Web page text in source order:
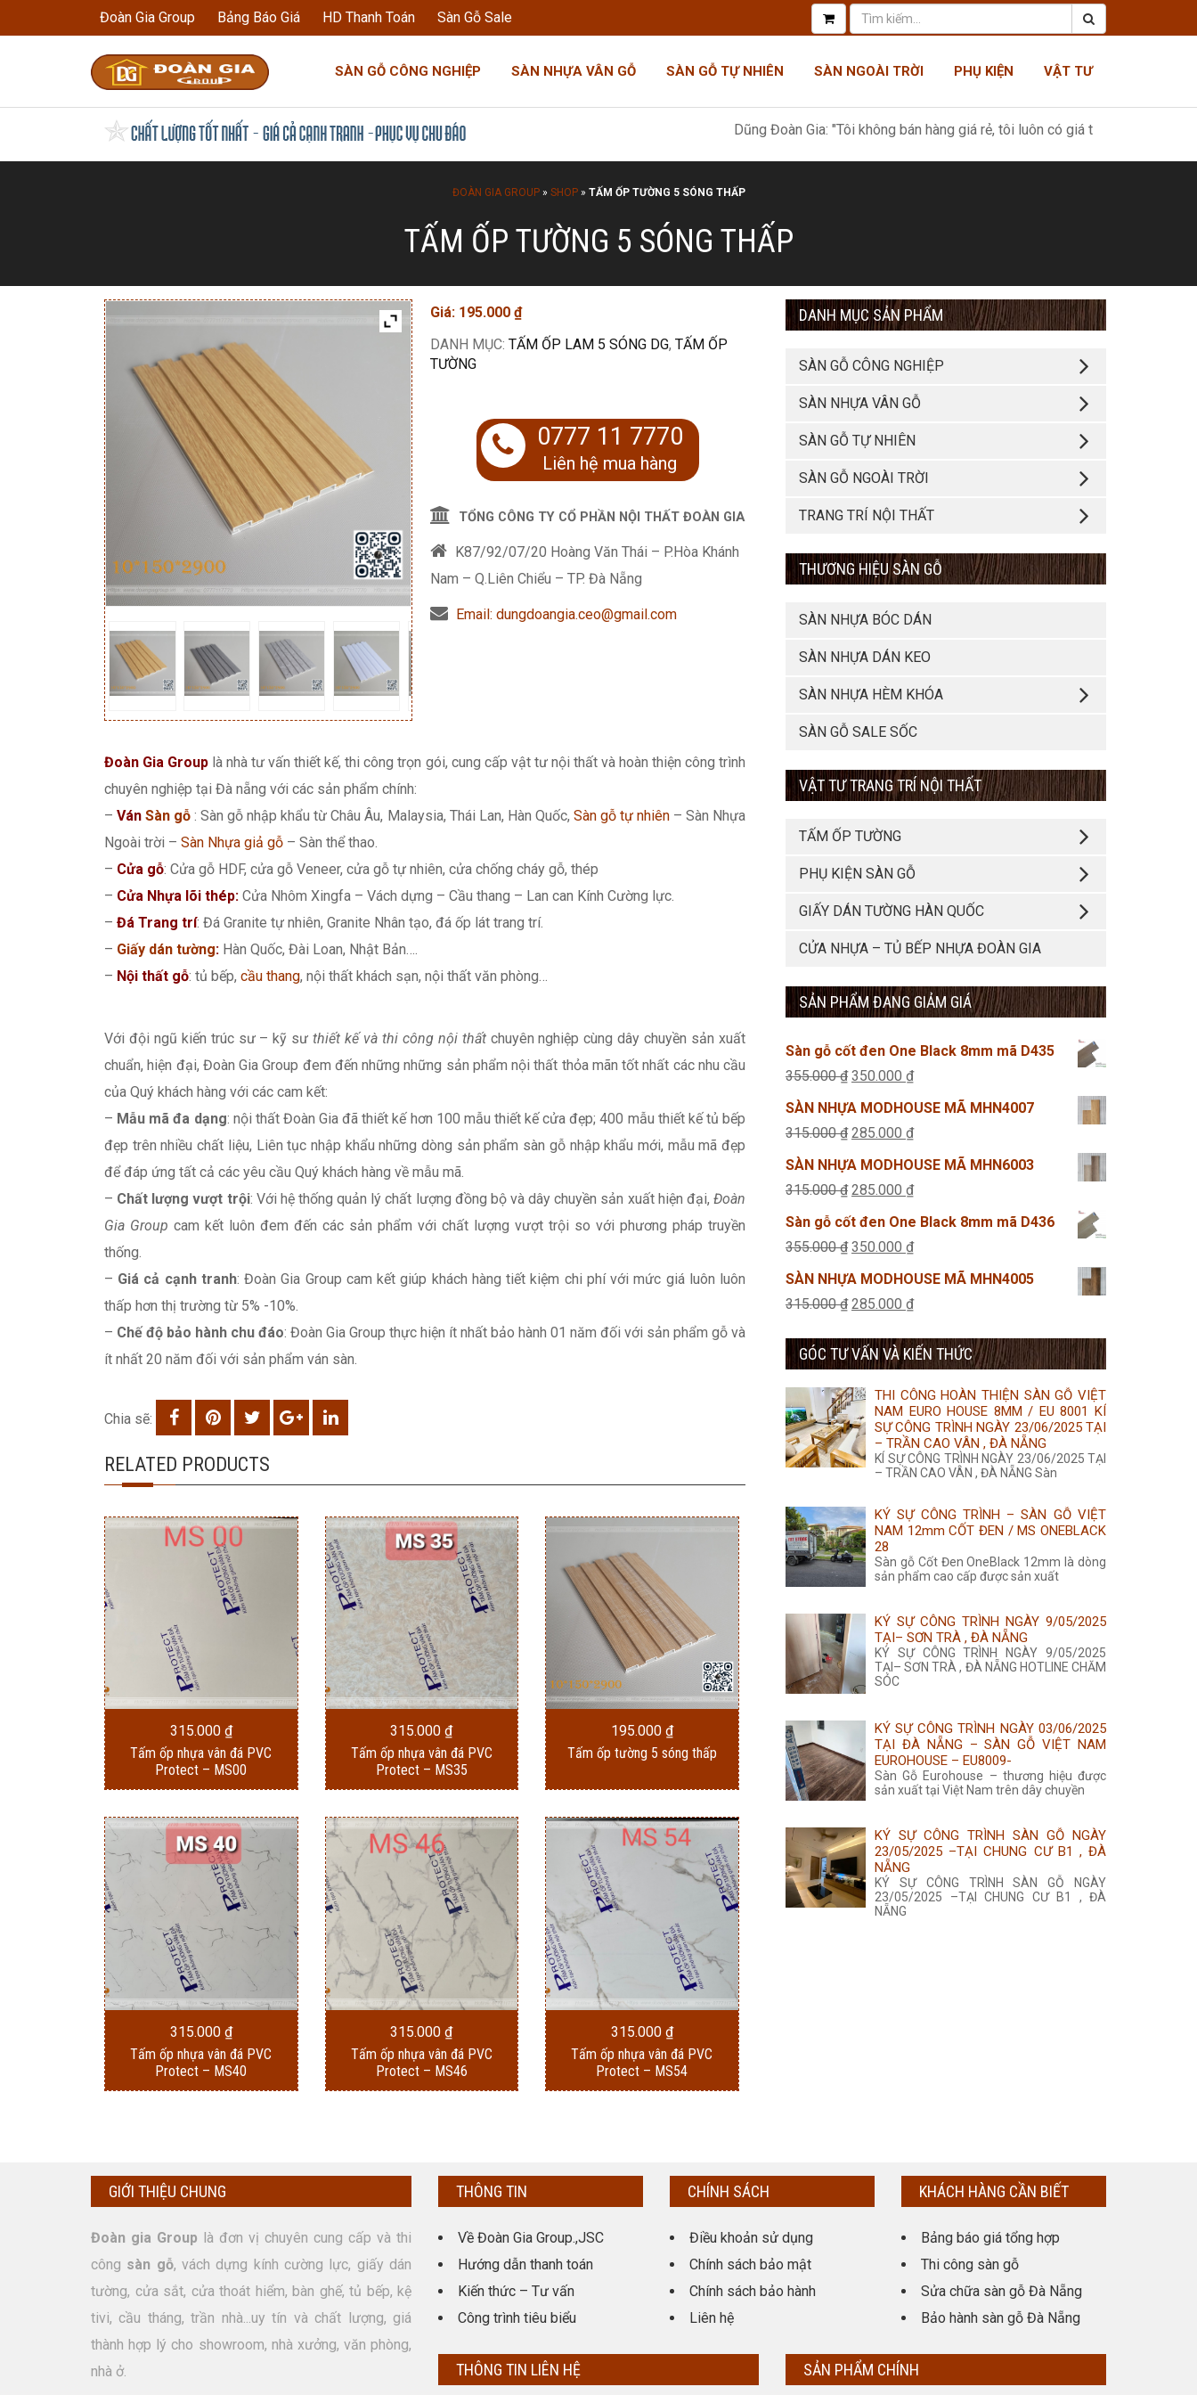
Đoàn Gia Group Bảng Báo Giá HD Thanh Toán Sàn Gỗ Sale
SÀN GỖ CÔNG NGHIỆP SÀN NHỰA VÂN GỖ SÀN GỖ TỰ NHIÊN SÀN NGOÀI TRỜI PHỤ KIỆN VẬT TƯ
Dũng Đoàn Gia: "Tôi không bán hàng giá rẻ, tôi luôn có giá tốt nhất, như một món
ĐOÀN GIA GROUP» SHOP» TẤM ỐP TƯỜNG 5 SÓNG THẤP
TẤM ỐP TƯỜNG 5 SÓNG THẤP
Giá: 195.000 ₫
DANH MỤC: TẤM ỐP LAM 5 SÓNG DG, TẤM ỐP
TƯỜNG
0777 11 7770
Liên hệ mua hàng
TỔNG CÔNG TY CỔ PHẦN NỘI THẤT ĐOÀN GIA
K87/92/07/20 Hoàng Văn Thái – P.Hòa Khánh
Nam – Q.Liên Chiểu – TP. Đà Nẵng
Email: dungdoangia.ceo@gmail.com
Đoàn Gia Group là nhà tư vấn thiết kế, thi công trọn gói, cung cấp vật tư nội thất và hoàn thiện công trình
chuyên nghiệp tại Đà nẵng với các sản phẩm chính:
–VánSàn gỗ : Sàn gỗ nhập khẩu từ Châu Âu, Malaysia, Thái Lan, Hàn Quốc, Sàn gỗ tự nhiên– Sàn Nhựa
Ngoài trời – Sàn Nhựa giả gỗ – Sàn thể thao.
– Cửa gỗ: Cửa gỗ HDF, cửa gỗ Veneer, cửa gỗ tự nhiên, cửa chống cháy gỗ, thép
– Cửa Nhựa lõi thép: Cửa Nhôm Xingfa – Vách dựng – Cầu thang – Lan can Kính Cường lực.
– Đá Trang trí: Đá Granite tự nhiên, Granite Nhân tạo, đá ốp lát trang trí.
– Giấy dán tường: Hàn Quốc, Đài Loan, Nhật Bản….
– Nội thất gỗ: tủ bếp, cầu thang, nội thất khách sạn, nội thất văn phòng…
Với đội ngũ kiến trúc sư – kỹ sưthiết kế và thi công nội thấtchuyên nghiệp cùng dây chuyền sản xuất
chuẩn, hiện đại, Đoàn Gia Group đem đến những những sản phẩm nội thất thỏa mãn tốt nhất các nhu cầu
của Quý khách hàng với các cam kết:
– Mẫu mã đa dạng: nội thất Đoàn Gia đã thiết kế hơn 100 mẫu thiết kế cửa đẹp; 400 mẫu thiết kế tủ bếp
đẹp trên nhiều chất liệu, Liên tục nhập khẩu những dòng sản phẩm sàn gỗ nhập khẩu mới, mẫu mã đẹp
để đáp ứng tất cả các yêu cầu Quý khách hàng về mẫu mã.
– Chất lượng vượt trội: Với hệ thống quản lý chất lượng đồng bộ và dây chuyền sản xuất hiện đại,Đoàn
Gia Group cam kết luôn đem đến các sản phẩm với chất lượng vượt trội so với phương pháp truyền
thống.
– Giá cả cạnh tranh: Đoàn Gia Group cam kết giúp khách hàng tiết kiệm chi phí với mức giá luôn luôn
thấp hơn thị trường từ 5% -10%.
– Chế độ bảo hành chu đáo: Đoàn Gia Group thực hiện ít nhất bảo hành 01 năm đối với sản phẩm gỗ và
ít nhất 20 năm đối với sản phẩm ván sàn.
Chia sẽ:
RELATED PRODUCTS
315.000 ₫
Tấm ốp nhựa vân đá PVC
Protect – MS00
315.000₫
Tấm ốp nhựa vân đá PVC
Protect – MS35
195.000 ₫
Tấm ốp tường 5 sóng thấp
315.000 ₫
Tấm ốp nhựa vân đá PVC
Protect – MS40
315.000₫
Tấm ốp nhựa vân đá PVC
Protect – MS46
315.000 ₫
Tấm ốp nhựa vân đá PVC
Protect – MS54
DANH MỤC SẢN PHẨM
SÀN GỖ CÔNG NGHIỆP
SÀN NHỰA VÂN GỖ
SÀN GỖ TỰ NHIÊN
SÀN GỖ NGOÀI TRỜI
TRANG TRÍ NỘI THẤT
THƯƠNG HIỆU SÀN GỖ
SÀN NHỰA BÓC DÁN
SÀN NHỰA DÁN KEO
SÀN NHỰA HÈM KHÓA
SÀN GỖ SALE SỐC
VẬT TƯ TRANG TRÍ NỘI THẤT
TẤM ỐP TƯỜNG
PHỤ KIỆN SÀN GỖ
GIẤY DÁN TƯỜNG HÀN QUỐC
CỬA NHỰA – TỦ BẾP NHỰA ĐOÀN GIA
SẢN PHẨM ĐANG GIẢM GIÁ
Sàn gỗ cốt đen One Black 8mm mã D435
355.000₫ Giá
gốc
là:
350.000 ₫Giá
hiện
tại
350.000 ₫.
SÀN NHỰA MODHOUSE MÃ MHN4007
315.000₫ Giá
gốc
là:
285.000 ₫Giá
hiện
tại
285.000 ₫.
SÀN NHỰA MODHOUSE MÃ MHN6003
315.000₫ Giá
gốc
là:
285.000 ₫Giá
hiện
tại
285.000 ₫.
Sàn gỗ cốt đen One Black 8mm mã D436
355.000₫ Giá
gốc
là:
350.000 ₫Giá
hiện
tại
350.000 ₫.
SÀN NHỰA MODHOUSE MÃ MHN4005
315.000₫ Giá
là:
285.000 ₫Giá
tại
285.000 ₫.
GÓC TƯ VẤN VÀ KIẾN THỨC
THI CÔNG HOÀN THIỆN SÀN GỖ VIỆT
NAM EURO HOUSE 8MM / EU 8001 KÍ
SỰ CÔNG TRÌNH NGÀY 23/06/2025 TẠI
– TRẦN CAO VÂN , ĐÀ NẴNG
KÍ SỰ CÔNG TRÌNH NGÀY 23/06/2025 TẠI
– TRẦN CAO VÂN , ĐÀ NẴNG Sàn
KÝ SỰ CÔNG TRÌNH – SÀN GỖ VIỆT
NAM 12mm CỐT ĐEN / MS ONEBLACK
28
Sàn gỗ Cốt Đen OneBlack 12mm là dòng
sản phẩm cao cấp được sản xuất
KÝ SỰ CÔNG TRÌNH NGÀY 9/05/2025
TẠI– SƠN TRÀ , ĐÀ NẴNG
KÝ SỰ CÔNG TRÌNH NGÀY 9/05/2025
TẠI– SƠN TRÀ , ĐÀ NẴNG HOTLINE CHĂM
SÓC
KÝ SỰ CÔNG TRÌNH NGÀY 03/06/2025
TẠI ĐÀ NẴNG – SÀN GỖ VIỆT NAM
EUROHOUSE – EU8009-
Sàn Gỗ Eurohouse – thương hiệu được
sản xuất tại Việt Nam trên dây chuyền
KÝ SỰ CÔNG TRÌNH SÀN GỖ NGÀY
23/05/2025 –TẠI CHUNG CƯ B1 , ĐÀ
NẴNG
KÝ SỰ CÔNG TRÌNH SÀN GỖ NGÀY
23/05/2025 –TẠI CHUNG CƯ B1 , ĐÀ
NẴNG
GIỚI THIỆU CHUNG
Đoàn gia Group là đơn vị chuyên cung cấp và thi
công sàn gỗ, vách dựng kính cường lực, giấy dán
tường, cửa sắt, cửa thoát hiểm, bàn ghế, tủ bếp, kệ
tivi, cầu tháng, trần nhà...uy tín và chất lượng, giá
thành hợp lý cho showroom, nhà xưởng, văn phòng,
nhà ở.
THÔNG TIN
Về Đoàn Gia Group.,JSC
Hướng dẫn thanh toán
Kiến thức – Tư vấn
Công trình tiêu biểu
CHÍNH SÁCH
Điều khoản sử dụng
Chính sách bảo mật
Chính sách bảo hành
Liên hệ
KHÁCH HÀNG CẦN BIẾT
Bảng báo giá tổng hợp
Thi công sàn gỗ
Sửa chữa sàn gỗ Đà Nẵng
Bảo hành sàn gỗ Đà Nẵng
THÔNG TIN LIÊN HỆ SẢN PHẨM CHÍNH